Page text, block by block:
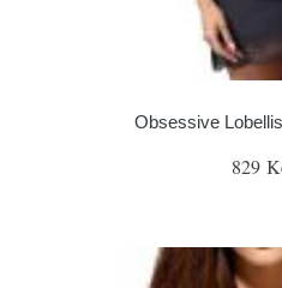
Obsessive
829